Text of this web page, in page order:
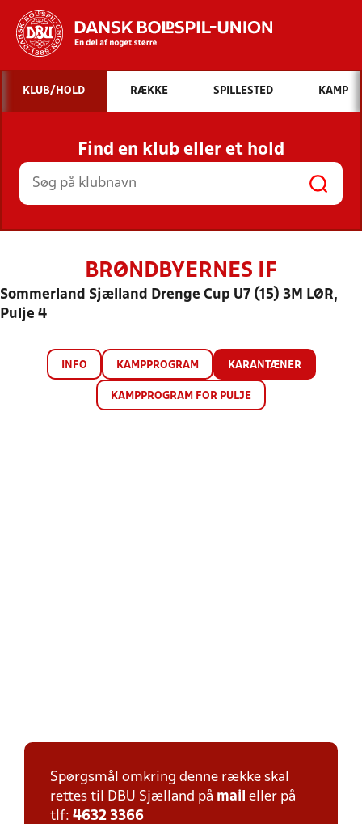
Hvad vil du søge efter?
INDHOLD OG NYHEDER
STILLINGER, RESULTATER, KLUBBER OG
HOLD
KLUB/HOLD RÆKKE SPILLESTED KAMP
Find en klub eller et hold
BRØNDBYERNES IF
Sommerland Sjælland Drenge Cup U7 (15) 3M LØR,
Pulje 4
INFO KAMPPROGRAM KARANTÆNER
KAMPPROGRAM FOR PULJE
Spørgsmål omkring denne række skal
rettes til DBU Sjælland på mail eller på
tlf: 4632 3366